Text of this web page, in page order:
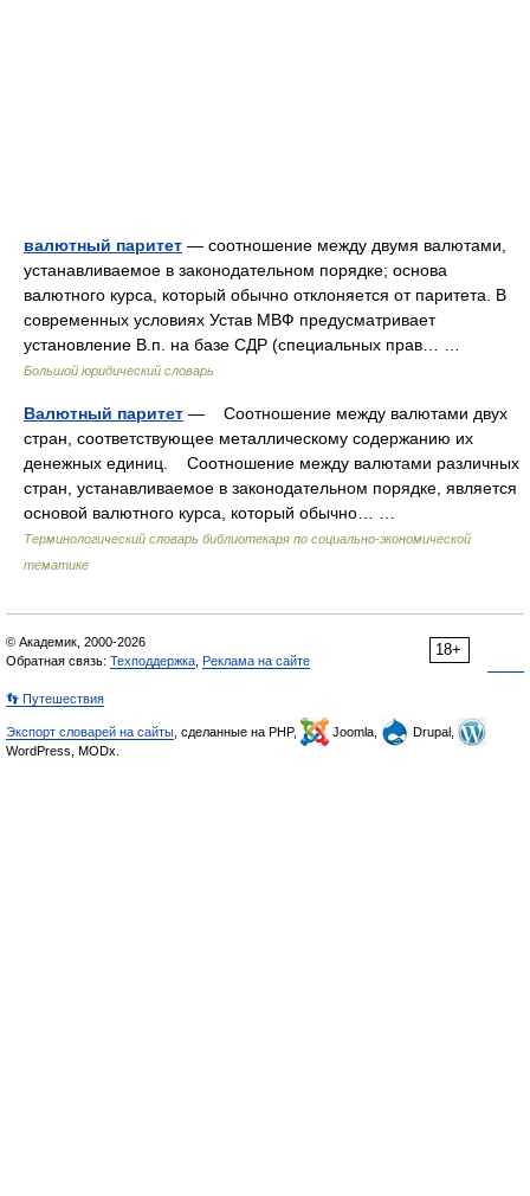
валютный паритет — соотношение между двумя валютами,
устанавливаемое в законодательном порядке; основа
валютного курса, который обычно отклоняется от паритета. В
современных условиях Устав МВФ предусматривает
установление В.п. на базе СДР (специальных прав… …
Большой юридический словарь
Валютный паритет — Соотношение между валютами двух
стран, соответствующее металлическому содержанию их
денежных единиц. Соотношение между валютами различных
стран, устанавливаемое в законодательном порядке, является
основой валютного курса, который обычно… …
Терминологический словарь библиотекаря по социально-экономической
тематике
18+
© Академик, 2000-2026
Обратная связь: Техподдержка Реклама на сайте
👣 Путешествия
Экспорт словарей на сайты , сделанные на PHP, Joomla,
Drupal,
WordPress, MODx.